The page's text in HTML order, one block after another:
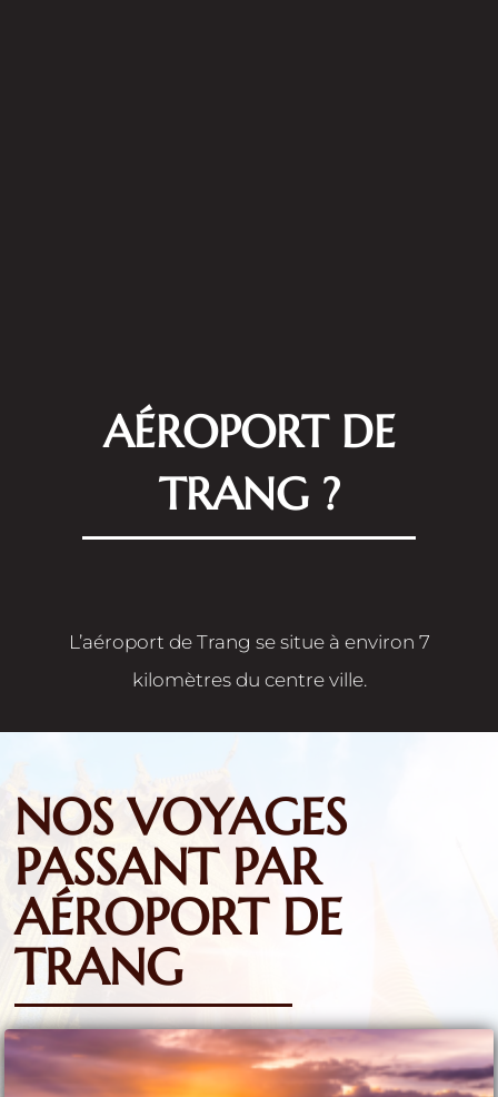
AÉROPORT DE
TRANG ?
L’aéroport de Trang se situe à environ 7
kilomètres du centre ville.
NOS VOYAGES
PASSANT PAR
AÉROPORT DE
TRANG